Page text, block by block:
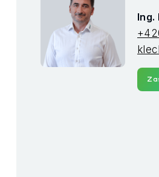
Ing.